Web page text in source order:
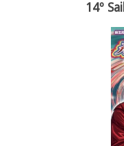
14º